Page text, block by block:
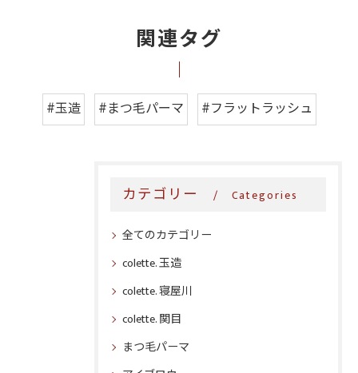
関連タグ
#玉造 #まつ毛パーマ #フラットラッシュ
カテゴリー Categories
全てのカテゴリー
colette. 玉造
colette. 寝屋川
colette. 関目
まつ毛パーマ